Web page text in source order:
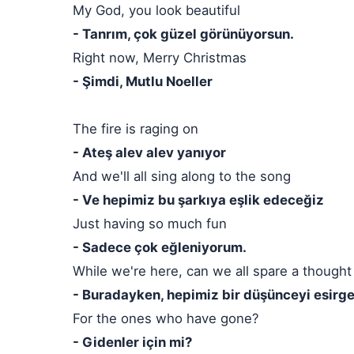
My God, you look beautiful
- Tanrım, çok güzel görünüyorsun.
Right now, Merry Christmas
- Şimdi, Mutlu Noeller
The fire is raging on
- Ateş alev alev yanıyor
And we'll all sing along to the song
- Ve hepimiz bu şarkıya eşlik edeceğiz
Just having so much fun
- Sadece çok eğleniyorum.
While we're here, can we all spare a thought
- Buradayken, hepimiz bir düşünceyi
For the ones who have gone?
- Gidenler için mi?